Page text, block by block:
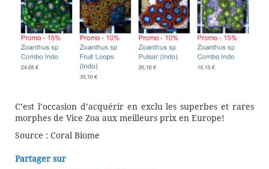
C’est l’occasion d’acquérir en exclu les superbes et rares
morphes de Vice Zoa aux meilleurs prix en Europe!
Source : Coral Biome
Partager sur